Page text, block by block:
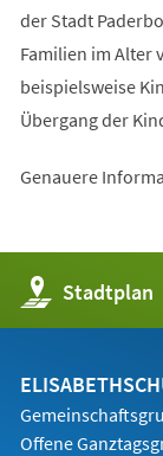
der Stadt
Familien im Alter
beispielsweise
Übergang der
Genauere
(Öffnet
neuen
Tab)
Stadtplan
(Öffnet
in
einem
Tab)
Offene